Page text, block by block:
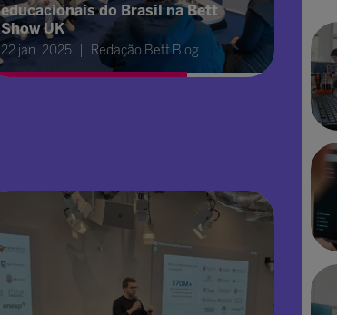
educacionais do Brasil na Bett
Show UK
22 jan. 2025 Redação Bett Blog